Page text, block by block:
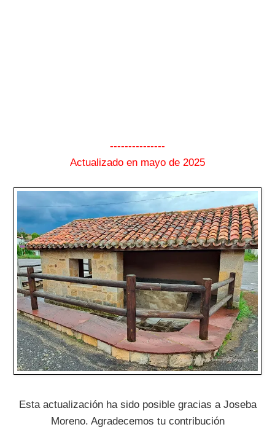
---------------
Actualizado en mayo de 2025
Esta actualización ha sido posible gracias a Joseba
Moreno. Agradecemos tu contribución